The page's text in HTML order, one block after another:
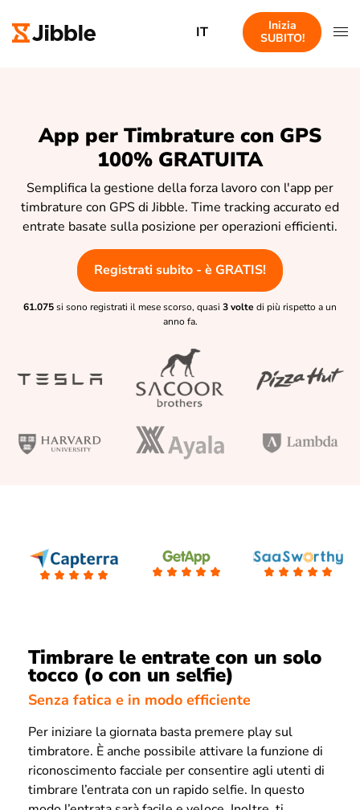
IT
Inizia
SUBITO!
App per Timbrature con GPS
100% GRATUITA
Semplifica la gestione della forza lavoro con l'app per
timbrature con GPS di Jibble. Time tracking accurato ed
entrate basate sulla posizione per operazioni efficienti.
Registrati subito - è GRATIS!
61.075si sono registrati il mese scorso, quasi 3 volte di più rispetto a un
anno fa.
Timbrare le entrate con un solo
tocco (o con un selfie)
Senza fatica e in modo efficiente
Per iniziare la giornata basta premere play sul
timbratore. È anche possibile attivare la funzione di
riconoscimento facciale per consentire agli utenti di
timbrare l’entrata con un rapido selfie. In questo